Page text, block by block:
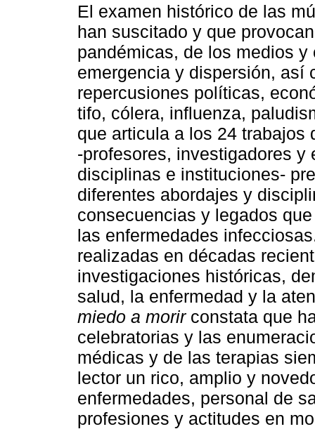
El examen histórico de las
han suscitado y que
pandémicas, de los medios
emergencia y dispersión, así
repercusiones políticas,
tifo, cólera, influenza,
que articula a los 24 trabajos
-profesores, investigadores
disciplinas e instituciones-
diferentes abordajes y
consecuencias y legados
las enfermedades
realizadas en décadas
investigaciones históricas,
salud, la enfermedad y la
miedo a morirconstata que
celebratorias y las
médicas y de las terapias
lector un rico, amplio y
enfermedades, personal de
profesiones y actitudes en